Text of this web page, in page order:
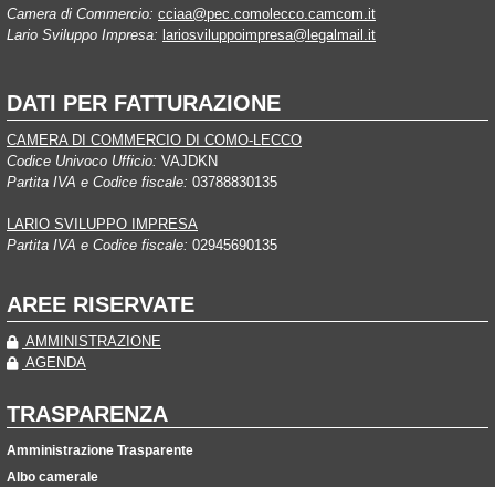
Camera di Commercio: cciaa@pec.comolecco.camcom.it
Lario Sviluppo Impresa: lariosviluppoimpresa@legalmail.it
DATI PER FATTURAZIONE
CAMERA DI COMMERCIO DI COMO-LECCO
Codice Univoco Ufficio: VAJDKN
Partita IVA e Codice fiscale: 03788830135
LARIO SVILUPPO IMPRESA
Partita IVA e Codice fiscale: 02945690135
AREE RISERVATE
AMMINISTRAZIONE
AGENDA
TRASPARENZA
Amministrazione Trasparente
Albo camerale